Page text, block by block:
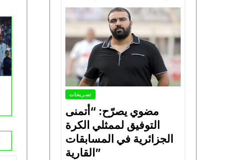
تصريحات
مضوي يصرّح: “أتمنى
التوفيق لممثلي الكرة
الجزائرية في المسابقات
القارية”